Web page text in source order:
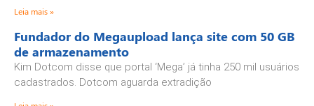
Leia mais »
Fundador do Megaupload lança site com 50 GB
de armazenamento
Kim Dotcom disse que portal ‘Mega’ já tinha 250 mil usuários
cadastrados. Dotcom aguarda extradição